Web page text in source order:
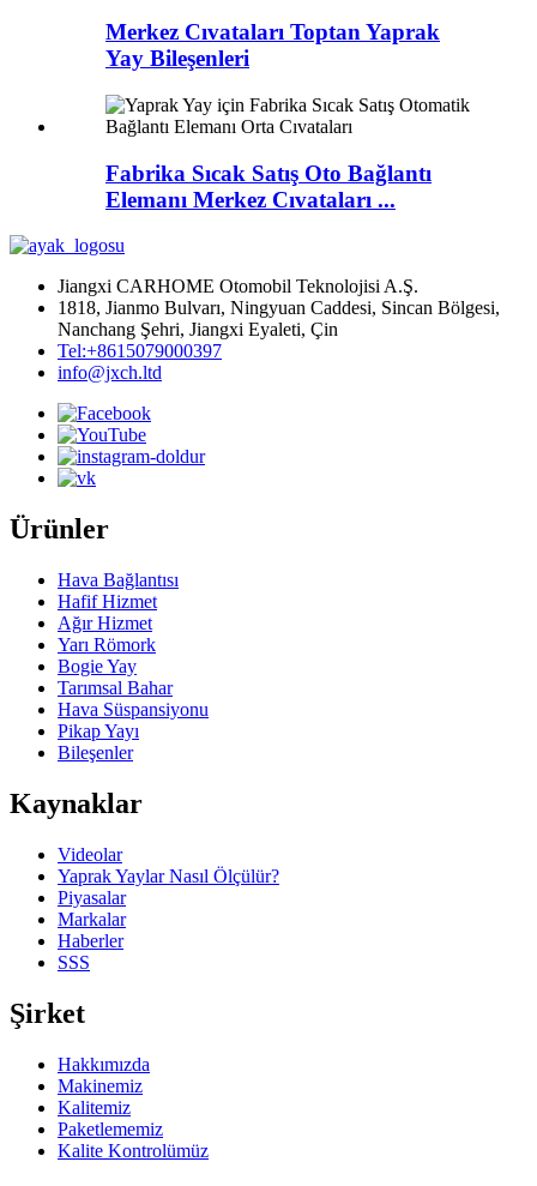
Merkez Cıvataları Toptan Yaprak
Yay Bileşenleri
Fabrika Sıcak Satış Oto Bağlantı
Elemanı Merkez Cıvataları ...
Jiangxi CARHOME Otomobil Teknolojisi A.Ş.
1818, Jianmo Bulvarı, Ningyuan Caddesi, Sincan Bölgesi,
Nanchang Şehri, Jiangxi Eyaleti, Çin
Tel:+8615079000397
info@jxch.ltd
Ürünler
Hava Bağlantısı
Hafif Hizmet
Ağır Hizmet
Yarı Römork
Bogie Yay
Tarımsal Bahar
Hava Süspansiyonu
Pikap Yayı
Bileşenler
Kaynaklar
Videolar
Yaprak Yaylar Nasıl Ölçülür?
Piyasalar
Markalar
Haberler
SSS
Şirket
Hakkımızda
Makinemiz
Kalitemiz
Paketlememiz
Kalite Kontrolümüz